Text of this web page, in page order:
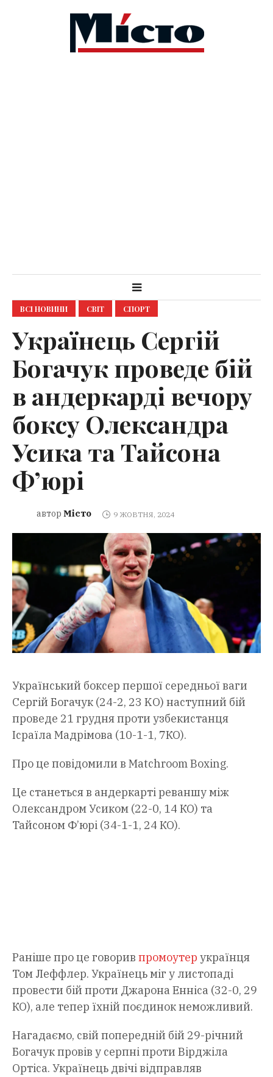
ВСІ НОВИНИ СВІТ СПОРТ
Українець Сергій
Богачук проведе бій
в андеркарді вечору
боксу Олександра
Усика та Тайсона
Ф’юрі
автор Місто 9 ЖОВТНЯ, 2024
Український боксер першої середньої ваги
Сергій Богачук (24-2, 23 KO) наступний бій
проведе 21 грудня проти узбекистанця
Ісраїла Мадрімова (10-1-1, 7КО).
Про це повідомили в Matchroom Boxing.
Це станеться в андеркарті реваншу між
Олександром Усиком (22-0, 14 КО) та
Тайсоном Ф’юрі (34-1-1, 24 КО).
Раніше про це говорив промоутер українця
Том Леффлер. Українець міг у листопаді
провести бій проти Джарона Енніса (32-0, 29
КО), але тепер їхній поєдинок неможливий.
Нагадаємо, свій попередній бій 29-річний
Богачук провів у серпні проти Вірджіла
Ортіса. Українець двічі відправляв